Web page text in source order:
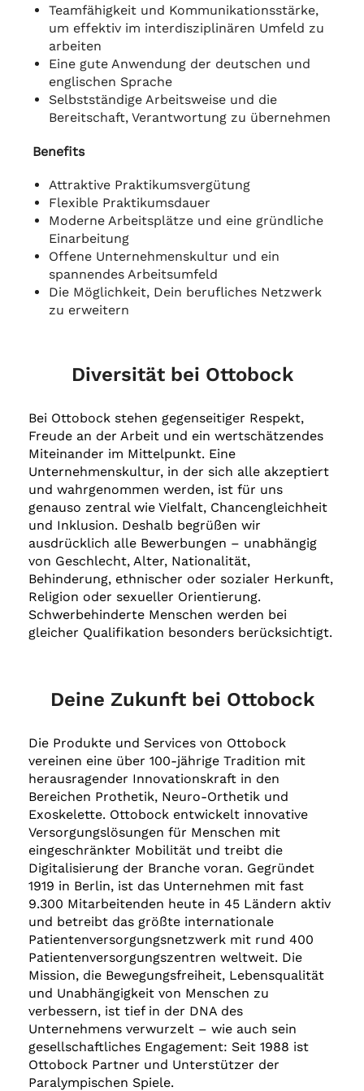
Teamfähigkeit und Kommunikationsstärke,
um effektiv im interdisziplinären Umfeld zu
arbeiten
Eine gute Anwendung der deutschen und
englischen Sprache
Selbstständige Arbeitsweise und die
Bereitschaft, Verantwortung zu übernehmen
Benefits
Attraktive Praktikumsvergütung
Flexible Praktikumsdauer
Moderne Arbeitsplätze und eine gründliche
Einarbeitung
Offene Unternehmenskultur und ein
spannendes Arbeitsumfeld
Die Möglichkeit, Dein berufliches Netzwerk
zu erweitern
Diversität bei Ottobock
Bei Ottobock stehen gegenseitiger Respekt,
Freude an der Arbeit und ein wertschätzendes
Miteinander im Mittelpunkt. Eine
Unternehmenskultur, in der sich alle akzeptiert
und wahrgenommen werden, ist für uns
genauso zentral wie Vielfalt, Chancengleichheit
und Inklusion. Deshalb begrüßen wir
ausdrücklich alle Bewerbungen – unabhängig
von Geschlecht, Alter, Nationalität,
Behinderung, ethnischer oder sozialer Herkunft,
Religion oder sexueller Orientierung.
Schwerbehinderte Menschen werden bei
gleicher Qualifikation besonders berücksichtigt.
Deine Zukunft bei Ottobock
Die Produkte und Services von Ottobock
vereinen eine über 100-jährige Tradition mit
herausragender Innovationskraft in den
Bereichen Prothetik, Neuro-Orthetik und
Exoskelette. Ottobock entwickelt innovative
Versorgungslösungen für Menschen mit
eingeschränkter Mobilität und treibt die
Digitalisierung der Branche voran. Gegründet
1919 in Berlin, ist das Unternehmen mit fast
9.300 Mitarbeitenden heute in 45 Ländern aktiv
und betreibt das größte internationale
Patientenversorgungsnetzwerk mit rund 400
Patientenversorgungszentren weltweit. Die
Mission, die Bewegungsfreiheit, Lebensqualität
und Unabhängigkeit von Menschen zu
verbessern, ist tief in der DNA des
Unternehmens verwurzelt – wie auch sein
gesellschaftliches Engagement: Seit 1988 ist
Ottobock Partner und Unterstützer der
Paralympischen Spiele.